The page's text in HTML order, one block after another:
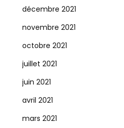
décembre 2021
novembre 2021
octobre 2021
juillet 2021
juin 2021
avril 2021
mars 2021